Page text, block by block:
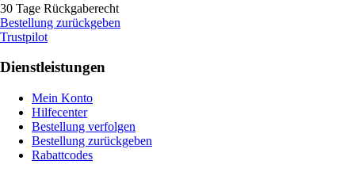
30 Tage Rückgaberecht
Bestellung zurückgeben
Trustpilot
Dienstleistungen
Mein Konto
Hilfecenter
Bestellung verfolgen
Bestellung zurückgeben
Rabattcodes